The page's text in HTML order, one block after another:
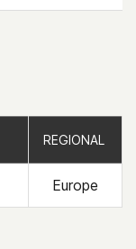
REGIONAL
Europe
REGIONAL